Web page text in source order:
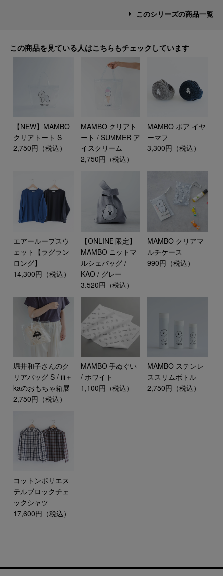
このシリーズの商品一覧
この商品を見ている人はこちらもチェックしています
【NEW】MAMBO
クリアトート S
2,750円（税込）
MAMBO クリアト
ート / SUMMER ア
イスクリーム
2,750円（税込）
MAMBO ボア イヤ
ーマフ
3,300円（税込）
エアーループスウ
ェット【ラグラン
ロング】
14,300円（税込）
【ONLINE 限定】
MAMBO ニットマ
ルシェバッグ /
KAO / グレー
3,520円（税込）
MAMBO クリアマ
ルチケース
990円（税込）
堀井和子さんのク
リアバッグ S / iii＋
kaのおもちゃ箱展
2,750円（税込）
MAMBO 手ぬぐい
/ ホワイト
1,100円（税込）
MAMBO ステンレ
ススリムボトル
2,750円（税込）
コットンポリエス
テルブロックチェ
ックシャツ
17,600円（税込）